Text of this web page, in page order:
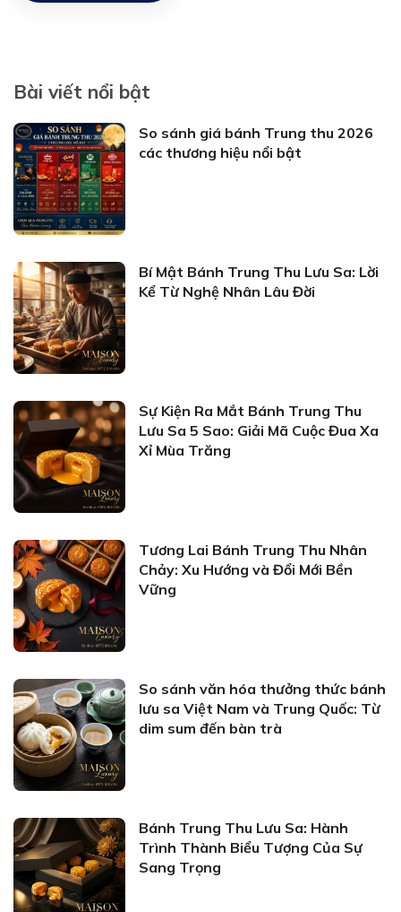
Bài viết nổi bật
So sánh giá bánh Trung thu 2026
các thương hiệu nổi bật
Bí Mật Bánh Trung Thu Lưu Sa: Lời
Kể Từ Nghệ Nhân Lâu Đời
Sự Kiện Ra Mắt Bánh Trung Thu
Lưu Sa 5 Sao: Giải Mã Cuộc Đua Xa
Xỉ Mùa Trăng
Tương Lai Bánh Trung Thu Nhân
Chảy: Xu Hướng và Đổi Mới Bền
Vững
So sánh văn hóa thưởng thức bánh
lưu sa Việt Nam và Trung Quốc: Từ
dim sum đến bàn trà
Bánh Trung Thu Lưu Sa: Hành
Trình Thành Biểu Tượng Của Sự
Sang Trọng